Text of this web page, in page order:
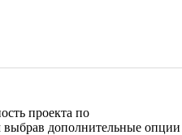
проекта по
дополнительные опции